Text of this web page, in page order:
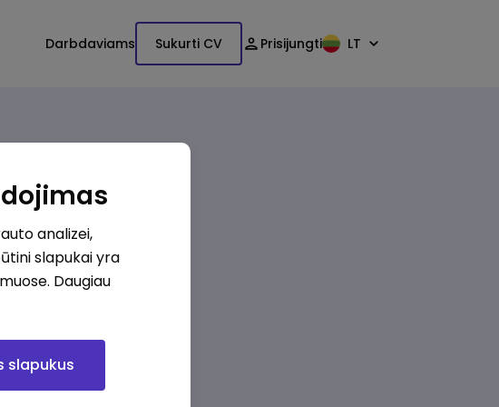
Darbdaviams Sukurti CV Prisijungti LT
analizei,
slapukai yra
Daugiau
slapukus